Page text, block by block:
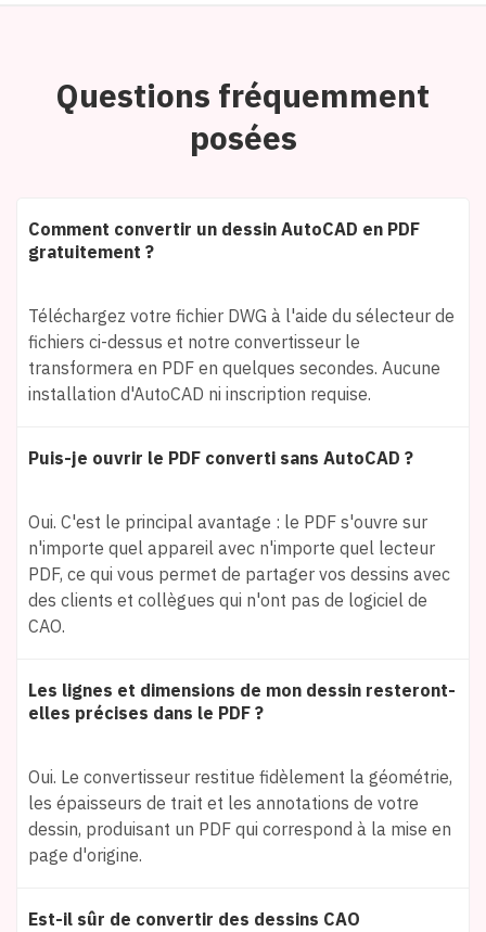
Questions fréquemment
posées
Comment convertir un dessin AutoCAD en PDF
gratuitement ?
Téléchargez votre fichier DWG à l'aide du sélecteur de
fichiers ci-dessus et notre convertisseur le
transformera en PDF en quelques secondes. Aucune
installation d'AutoCAD ni inscription requise.
Puis-je ouvrir le PDF converti sans AutoCAD ?
Oui. C'est le principal avantage : le PDF s'ouvre sur
n'importe quel appareil avec n'importe quel lecteur
PDF, ce qui vous permet de partager vos dessins avec
des clients et collègues qui n'ont pas de logiciel de
CAO.
Les lignes et dimensions de mon dessin resteront-
elles précises dans le PDF ?
Oui. Le convertisseur restitue fidèlement la géométrie,
les épaisseurs de trait et les annotations de votre
dessin, produisant un PDF qui correspond à la mise en
page d'origine.
Est-il sûr de convertir des dessins CAO